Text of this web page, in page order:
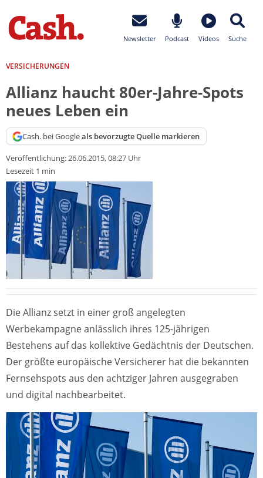
Newsletter Podcast Videos Suche
VERSICHERUNGEN
Allianz haucht 80er-Jahre-Spots
neues Leben ein
Cash. bei Googleals bevorzugte Quelle markieren
Veröffentlichung:26.06.2015, 08:27 Uhr
Lesezeit 1 min
Die Allianz setzt in einer groß angelegten
Werbekampagne anlässlich ihres 125-jährigen
Bestehens auf das kollektive Gedächtnis der Deutschen.
Der größte europäische Versicherer hat die bekannten
Fernsehspots aus den achtziger Jahren ausgegraben
und digital nachbearbeitet.